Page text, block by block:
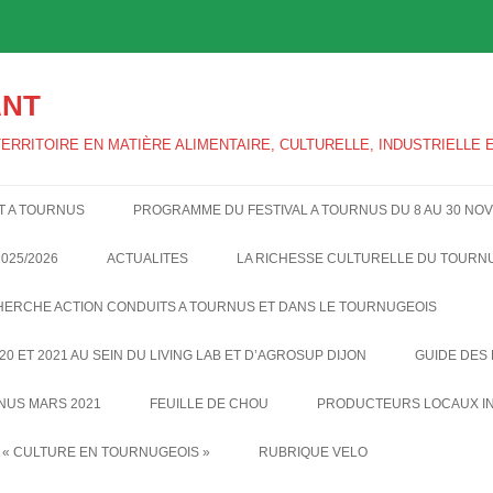
EN MATIÈRE ALIMENTAIRE, CULTURELLE, INDUSTRIELLE
A TOURNUS PROGRAMME DU FESTIVAL A TOURNUS DU 8 AU 30
FESTIVAL ALIMEN’TERRE 2024 –
SAVARIN
2026 ACTUALITES LA RICHESSE CULTURELLE DU
ACTION CONDUITS A TOURNUS ET DANS LE TOURNUGEOIS
ET 2021 AU SEIN DU LIVING LAB ET D’AGROSUP DIJON GUIDE DES
MARS 2021 FEUILLE DE CHOU
FEUILLE DE CHOU DE TV N°8
PRODUCTEURS LOCAUX
VENTES DIRECTES PAR
CULTURE EN TOURNUGEOIS » RUBRIQUE VELO